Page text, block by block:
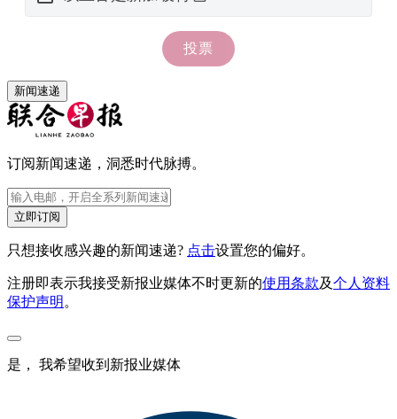
新闻速递
订阅新闻速递，洞悉时代脉搏。
立即订阅
只想接收感兴趣的新闻速递? 点击设置您的偏好。
注册即表示我接受新报业媒体不时更新的使用条款及个人资料
保护声明 。
是， 我希望收到新报业媒体